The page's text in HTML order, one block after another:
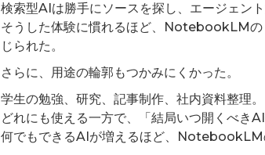
検索型AIは勝手にソースを探し、エージェン
そうした体験に慣れるほど、NotebookLMの
じられた。
さらに、用途の輪郭もつかみにくかった。
学生の勉強、研究、記事制作、社内資料整理。
どれにも使える一方で、「結局いつ開くべき
何でもできるAIが増えるほど、NotebookLM